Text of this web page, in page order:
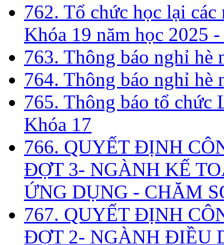
762. Tổ chức học lại
Khóa 19 năm học 2025
763. Thông báo nghỉ hè
764. Thông báo nghỉ hè
765. Thông báo tổ chức
Khóa 17
766. QUYẾT ĐỊNH
ĐỢT 3- NGÀNH KẾ
ỨNG DỤNG - CHĂM
767. QUYẾT ĐỊNH
ĐỢT 2- NGÀNH ĐIỀU